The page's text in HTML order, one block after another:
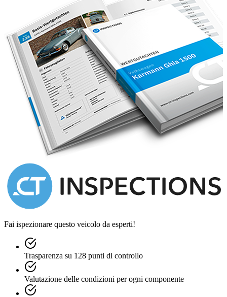
and you are left with a quite irresistible package.
The car is ready to be enjoyed for the summer and comes with
Danish papers.
Fai ispezionare questo veicolo da esperti!
Trasparenza su 128 punti di controllo
Valutazione delle condizioni per ogni componente